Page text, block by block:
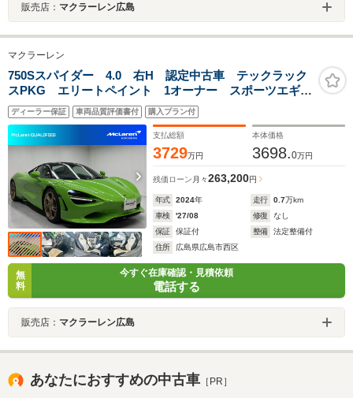
販売店： マクラーレン広島
マクラーレン
750Sスパイダー 4.0 右H 認定中古車 テックラック
スPKG エリートペイント 1オーナー スポーツエギゾ
ースト B&W フロントリフター 360°アラーム付きカ
メラ・同色カーボンフロントフェンダールーバー・電動
メモリーヒーター
ディーラー保証 車両品質評価書付 購入プラン付
支払総額
3729万円
本体価格
3698.0万円
残価ローン 月々263,200円
年式 2024年 走行 0.7万km
車検
'27/08 修復
なし
保証
保証付 整備
法定整備付
住所
広島県広島市西区
無
料
今すぐ在庫確認・見積依頼
電話する
販売店： マクラーレン広島
あなたにおすすめの中古車 ［PR］